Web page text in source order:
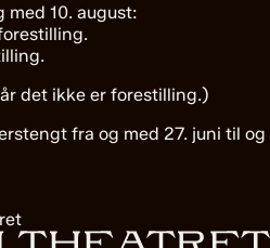
10. august:
det ikke er forestilling.)
fra og med 27. juni til og